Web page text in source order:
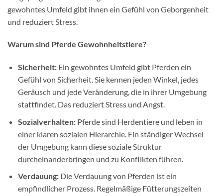
gewohntes Umfeld gibt ihnen ein Gefühl von Geborgenheit
und reduziert Stress.
Warum sind Pferde Gewohnheitstiere?
Sicherheit:Ein gewohntes Umfeld gibt Pferden ein
Gefühl von Sicherheit. Sie kennen jeden Winkel, jedes
Geräusch und jede Veränderung, die in ihrer Umgebung
stattfindet. Das reduziert Stress und Angst.
Sozialverhalten:Pferde sind Herdentiere und leben in
einer klaren sozialen Hierarchie. Ein ständiger Wechsel
der Umgebung kann diese soziale Struktur
durcheinanderbringen und zu Konflikten führen.
Verdauung:Die Verdauung von Pferden ist ein
empfindlicher Prozess. Regelmäßige Fütterungszeiten